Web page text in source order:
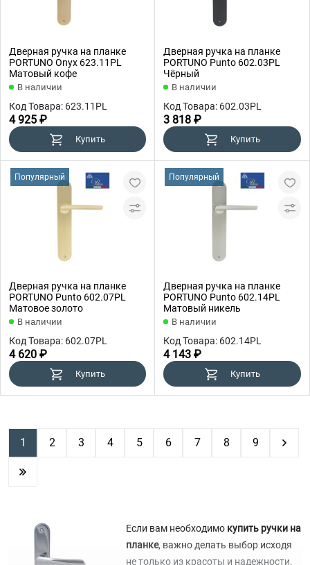
Дверная ручка на планке
PORTUNO Onyx 623.11PL
Матовый кофе
В наличии
Код Товара: 623.11PL
4 925 ₽
Купить
Дверная ручка на планке
PORTUNO Punto 602.03PL
Чёрный
В наличии
Код Товара: 602.03PL
3 818 ₽
Купить
Популярный
Дверная ручка на планке
PORTUNO Punto 602.07PL
Матовое золото
В наличии
Код Товара: 602.07PL
4 620 ₽
Купить
Популярный
Дверная ручка на планке
PORTUNO Punto 602.14PL
Mатовый никель
В наличии
Код Товара: 602.14PL
4 143 ₽
Купить
1 2 3 4 5 6 7 8 9
Если вам необходимо купить ручки на
планке, важно делать выбор исходя
не только из красоты и надежности.